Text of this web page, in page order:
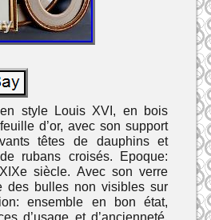
style Louis XVI, en bois
d’or, avec son support
têtes de dauphins et
rubans croisés. Epoque:
siècle. Avec son verre
des bulles non visibles sur
ensemble en bon état,
d’usage et d’ancienneté,